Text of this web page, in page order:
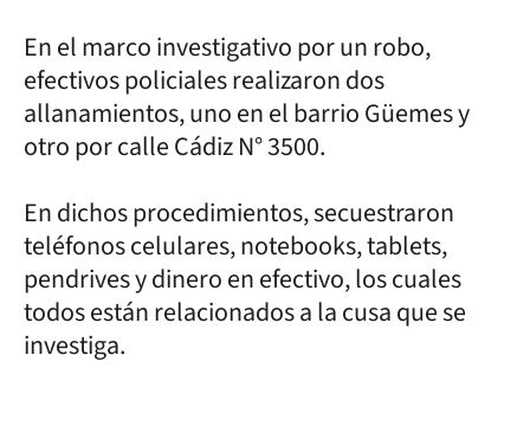
En el marco investigativo por un robo,
efectivos policiales realizaron dos
allanamientos, uno en el barrio Güemes y
otro por calle Cádiz N° 3500.
En dichos procedimientos, secuestraron
teléfonos celulares, notebooks, tablets,
pendrives y dinero en efectivo, los cuales
todos están relacionados a la cusa que se
investiga.